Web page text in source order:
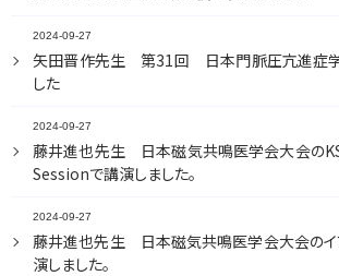
2024-09-27
矢田晋作先生 第31回 日本門脈圧亢進症学
した
2024-09-27
藤井進也先生 日本磁気共鳴医学会大会の
Sessionで講演しました。
2024-09-27
藤井進也先生 日本磁気共鳴医学会大会のイ
演しました。